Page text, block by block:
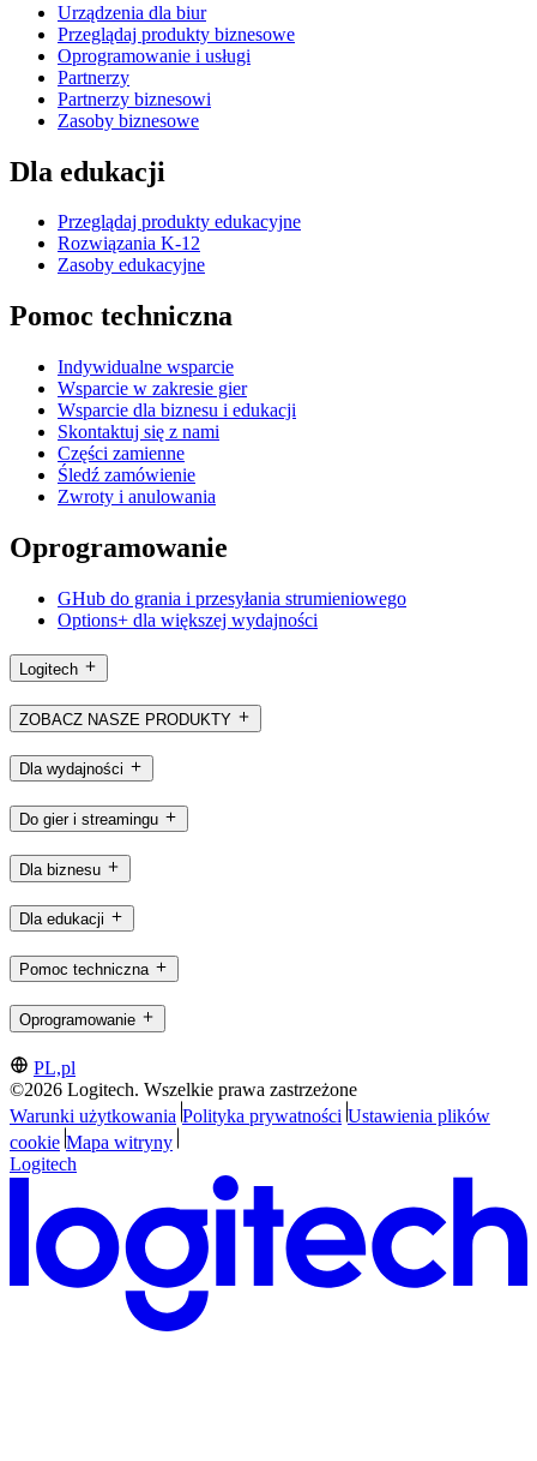
Urządzenia dla biur
Przeglądaj produkty biznesowe
Oprogramowanie i usługi
Partnerzy
Partnerzy biznesowi
Zasoby biznesowe
Dla edukacji
Przeglądaj produkty edukacyjne
Rozwiązania K-12
Zasoby edukacyjne
Pomoc techniczna
Indywidualne wsparcie
Wsparcie w zakresie gier
Wsparcie dla biznesu i edukacji
Skontaktuj się z nami
Części zamienne
Śledź zamówienie
Zwroty i anulowania
Oprogramowanie
GHub do grania i przesyłania strumieniowego
Options+ dla większej wydajności
Logitech
ZOBACZ NASZE PRODUKTY
Dla wydajności
Do gier i streamingu
Dla biznesu
Dla edukacji
Pomoc techniczna
Oprogramowanie
PL,pl
©2026 Logitech. Wszelkie prawa zastrzeżone
Warunki użytkowania Polityka prywatności Ustawienia plików
cookie Mapa witryny
Logitech